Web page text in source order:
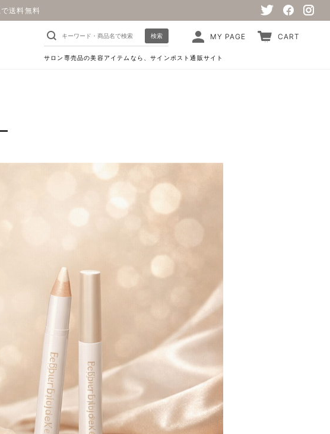
送料無料
検索 MY PAGE CART
サロン専売品の美容アイテムなら、サインポスト通販サイト